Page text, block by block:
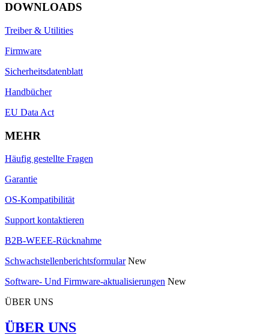
DOWNLOADS
Treiber & Utilities
Firmware
Sicherheitsdatenblatt
Handbücher
EU Data Act
MEHR
Häufig gestellte Fragen
Garantie
OS-Kompatibilität
Support kontaktieren
B2B-WEEE-Rücknahme
Schwachstellenberichtsformular New
Software- Und Firmware-aktualisierungen New
ÜBER UNS
ÜBER UNS